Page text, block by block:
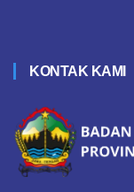
KONTAK KAMI